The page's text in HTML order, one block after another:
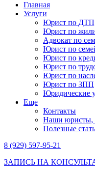
Главная
Услуги
Юрист по
Юрист по
Адвокат по
Юрист по
Юрист по
Юрист по
Юрист по
Юрист по ЗПП
Юридические
Еще
Контакты
Наши юристы,
Полезные
8 (929) 597-95-21
ЗАПИСЬ НА